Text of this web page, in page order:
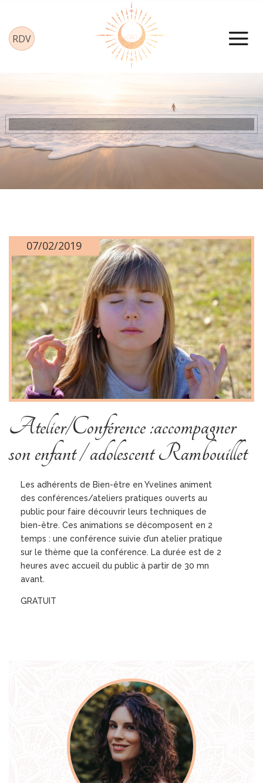
RDV
07/02/2019
Atelier/Conférence :accompagner
son enfant / adolescent Rambouillet
Les adhérents de Bien-être en Yvelines animent
des conférences/ateliers pratiques ouverts au
public pour faire découvrir leurs techniques de
bien-être. Ces animations se décomposent en 2
temps : une conférence suivie d’un atelier pratique
sur le thème que la conférence. La durée est de 2
heures avec accueil du public à partir de 30 mn
avant.
GRATUIT